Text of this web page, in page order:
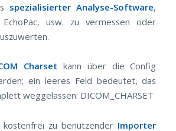
spezialisierter Analyse-Software,
usw. zu vermessen oder
Charset kann über die Config
ein leeres Feld bedeutet, das
weggelassen: DICOM_CHARSET
zu benutzender Importer